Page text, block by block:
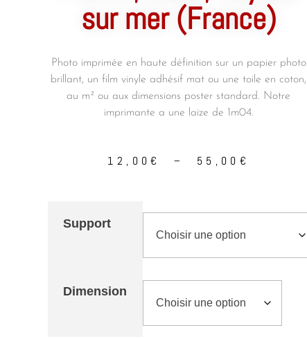
sur mer (France)
Photo imprimée en haute définition sur un papier photo
brillant, un film vinyle adhésif mat ou une toile en coton,
au m² ou aux dimensions poster standard. Notre
imprimante a une laize de 1m04.
12,00€ – 55,00 €
Support
Dimension